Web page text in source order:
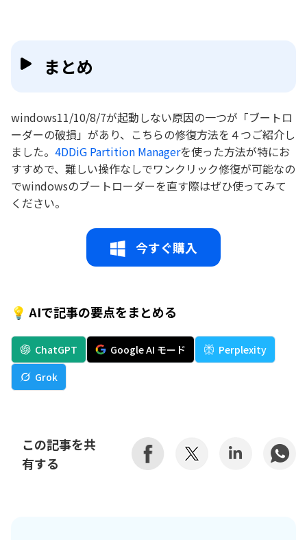
まとめ
windows11/10/8/7が起動しない原因の一つが「ブートロ
ーダーの破損」があり、こちらの修復方法を４つご紹介し
ました。 4DDiG Partition Managerを使った方法が特にお
すすめで、難しい操作なしでワンクリック修復が可能なの
でwindowsのブートローダーを直す際はぜひ使ってみて
ください。
今すぐ購入
💡 AIで記事の要点をまとめる
ChatGPT Google AI モード
Perplexity
Grok
この記事を共
有する